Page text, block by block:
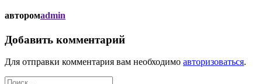
авторомadmin
Добавить комментарий
Для отправки комментария вам необходимо авторизоваться.